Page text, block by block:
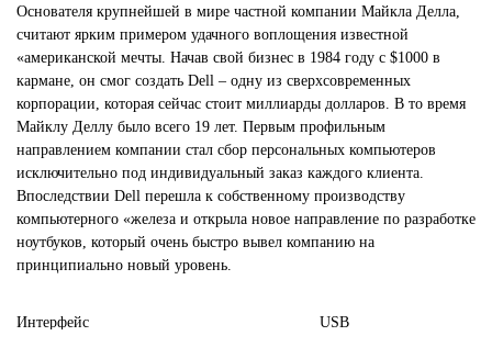
Основателя крупнейшей в мире частной компании Майкла Делла,
считают ярким примером удачного воплощения известной
«американской мечты. Начав свой бизнес в 1984 году с $1000 в
кармане, он смог создать Dell – одну из сверхсовременных
корпорации, которая сейчас стоит миллиарды долларов. В то время
Майклу Деллу было всего 19 лет. Первым профильным
направлением компании стал сбор персональных компьютеров
исключительно под индивидуальный заказ каждого клиента.
Впоследствии Dell перешла к собственному производству
компьютерного «железа и открыла новое направление по разработке
ноутбуков, который очень быстро вывел компанию на
принципиально новый уровень.
Интерфейс USB